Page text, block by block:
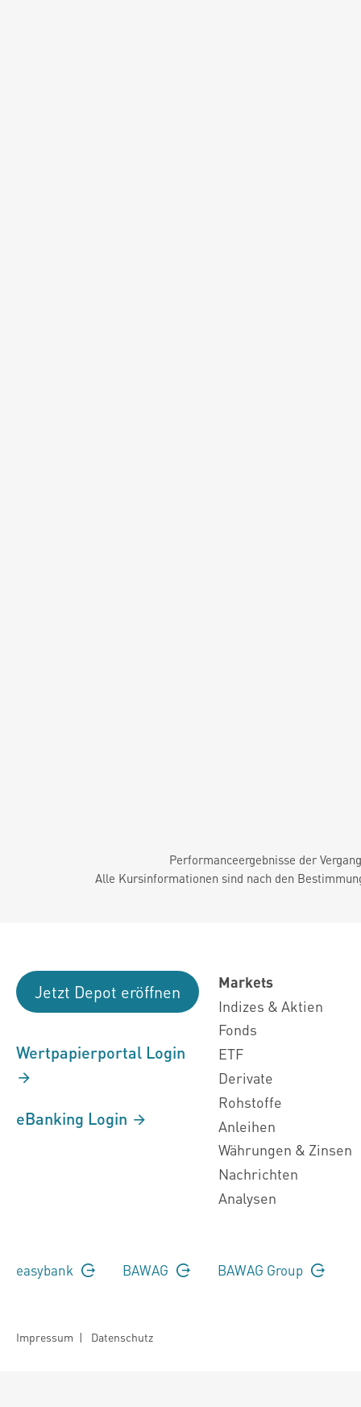
Performanceergebnisse der
Alle Kursinformationen sind nach den
Jetzt Depot eröffnen
Wertpapierportal Login
eBanking Login
Markets
Indizes & Aktien
Fonds
ETF
Derivate
Rohstoffe
Anleihen
Währungen & Zinsen
Nachrichten
Analysen
easybank BAWAG BAWAG Group
Impressum | Datenschutz